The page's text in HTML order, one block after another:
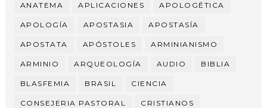
ANATEMA APLICACIONES APOLOGÉTICA
APOLOGÍA APOSTASIA APOSTASÍA
APOSTATA APÓSTOLES ARMINIANISMO
ARMINIO ARQUEOLOGÍA AUDIO BIBLIA
BLASFEMIA BRASIL CIENCIA
CONSEJERIA PASTORAL CRISTIANOS